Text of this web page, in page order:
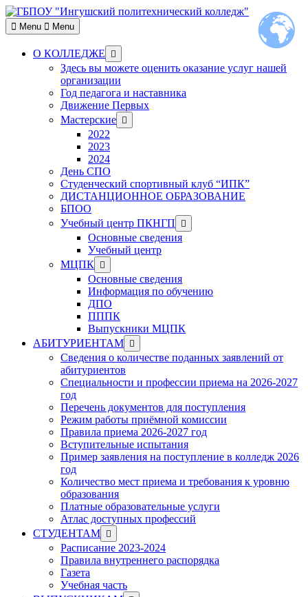
Skip
to
content
Menu Menu
О КОЛЛЕДЖЕ
Show
sub
menu
Здесь вы можете оценить оказание услуг нашей
организации
Год педагога и наставника
Движение Первых
Мастерские Show
sub
2022
2023
2024
День СПО
Студенческий спортивный клуб “ИПК”
ДИСТАНЦИОННОЕ ОБРАЗОВАНИЕ
БПОО
Учебный центр ПКНГП
Show
sub
menu
Основные сведения
Учебный центр
МЦПК Show
sub
menu
Основные сведения
Информация по обучению
ДПО
ПППК
Выпускники МЦПК
АБИТУРИЕНТАМ Show
sub
menu
Сведения о количестве поданных заявлений от
абитуриентов
Специальности и профессии приема на 2026-2027
год
Перечень документов для поступления
Режим работы приёмной комиссии
Правила приема 2026-2027 год
Вступительные испытания
Пример заявления на поступление в колледж 2026
год
Количество мест приема и требования к уровню
образования
Платные образовательные услуги
Атлас доступных профессий
СТУДЕНТАМ Show
sub
menu
Расписание 2023-2024
Правила внутреннего распорядка
Газета
Учебная часть